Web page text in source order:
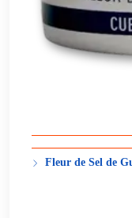
Fleur de Sel de